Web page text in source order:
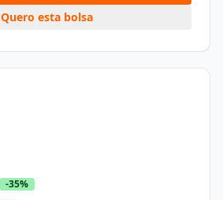
Quero esta bolsa
-35%